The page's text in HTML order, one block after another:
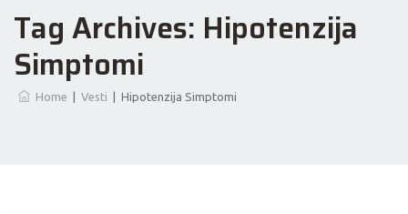
Tag Archives: Hipotenzija
Simptomi
Home Vesti Hipotenzija Simptomi